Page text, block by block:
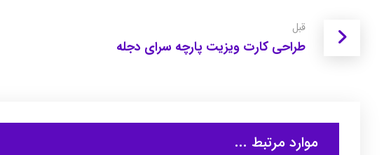
قبل
طراحی کارت ویزیت پارچه سرای دجله
موارد مرتبط ...